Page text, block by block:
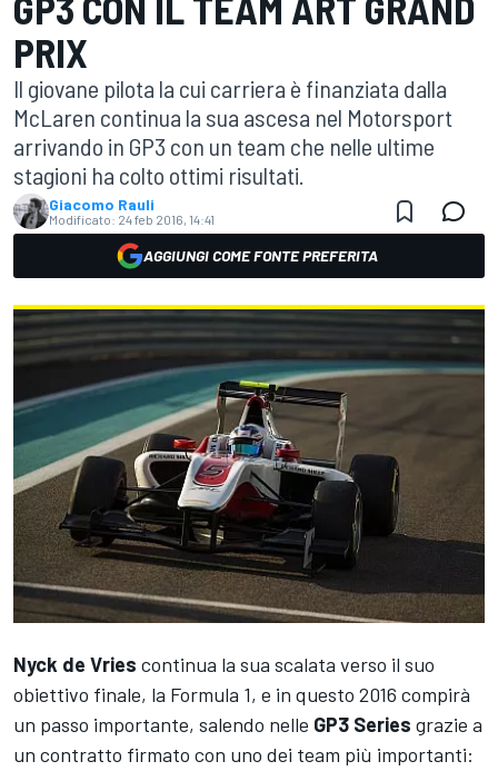
PRIX
Il giovane pilota la cui carriera è finanziata dalla
McLaren continua la sua ascesa nel Motorsport
arrivando in GP3 con un team che nelle ultime
stagioni ha colto ottimi risultati.
Giacomo Rauli
Modificato: 24 feb 2016, 14:41
AGGIUNGI COME FONTE PREFERITA
Nyck de Vries continua la sua scalata verso il suo
obiettivo finale, la Formula 1, e in questo 2016 compirà
un passo importante, salendo nelle GP3 Series grazie a
un contratto firmato con uno dei team più importanti: